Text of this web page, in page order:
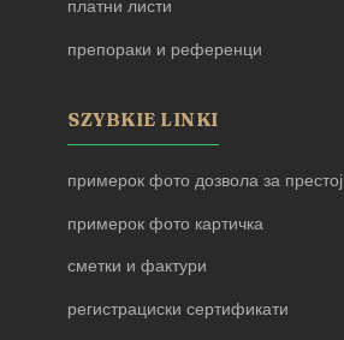
платни листи
препораки и референци
SZYBKIE LINKI
примерок фото дозвола за престој
примерок фото картичка
сметки и фактури
регистрациски сертификати